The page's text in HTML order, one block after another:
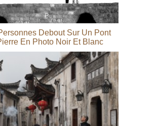
Debout Sur Un Pont
En Photo Noir Et Blanc